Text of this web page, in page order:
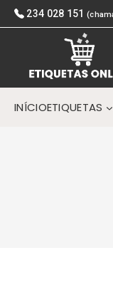
Skip
to
234 028 151
INÍCIOETIQUETAS